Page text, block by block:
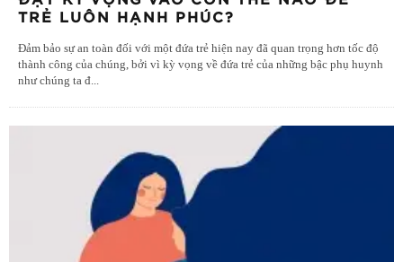
TRẺ LUÔN HẠNH PHÚC?
Đảm bảo sự an toàn đối với một đứa trẻ hiện nay đã quan trọng hơn tốc độ
thành công của chúng, bởi vì kỳ vọng về đứa trẻ của những bậc phụ huynh
như chúng ta đ...